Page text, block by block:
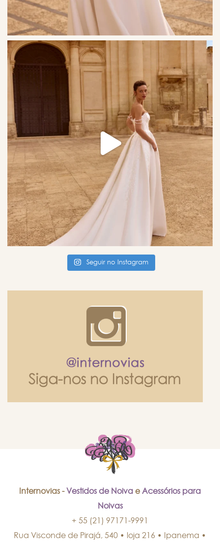
Seguir no Instagram
Internovias - Vestidos de Noiva e Acessórios para
Noivas
+ 55 (21) 97171-9991
Rua Visconde de Pirajá, 540 • loja 216 • Ipanema •